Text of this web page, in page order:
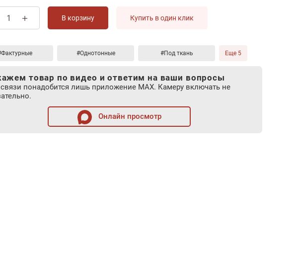
В корзину Купить в один клик
#Однотонные #Под ткань Еще 5
товар по видео и ответим на ваши вопросы
понадобится лишь приложение MAX. Камеру включать не
Онлайн просмотр